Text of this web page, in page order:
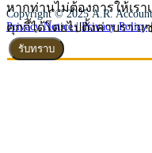
Copyright © 2025 A.R.
Privacy Notice | Privacy Policy
หากท่านไม่ต้องการให้เร
คุกกี้ได้โดยไปตั้งค่าบราว
รับทราบ